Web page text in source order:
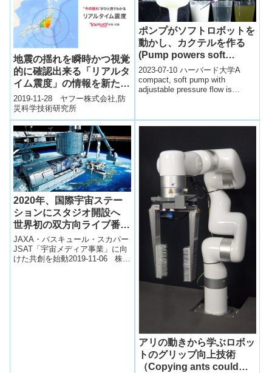
地震の揺れを瞬時かつ視覚
的に確認出来る「リアルタ
イム震度」の情報を新たに
提供開始
2019-11-28 ヤフー株式会社,防
災科学技術研究所
ポンプがソフトロボットを
動かし、カクテルを作る
(Pump powers soft
robots, makes cocktails)
2023-07-10 ハーバード大学A
compact, soft pump with
adjustable pressure flow is
2020年、国際宇宙ステー
ションにスタジオ開設へ
世界初の双方向ライブ番組
を配信！
JAXA・バスキュール・スカパー
JSAT「宇宙メディア事業」に向
けた共創を始動2019-11-06 株式
アリの動きから学ぶロボッ
トのグリップ向上技術
（Copying ants could